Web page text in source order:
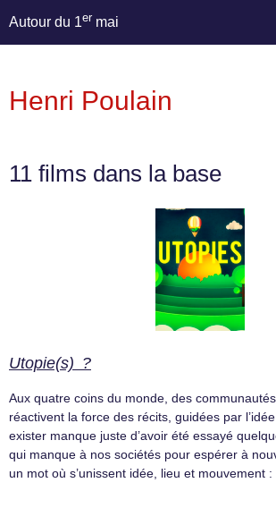
Autour du 1er mai
Henri Poulain
11 films dans la base
Utopie(s) ?
Aux quatre coins du monde, des
réactivent la force des récits, guidées par
exister manque juste d’avoir été essayé
qui manque à nos sociétés pour espérer à
un mot où s’unissent idée, lieu et mouvement :